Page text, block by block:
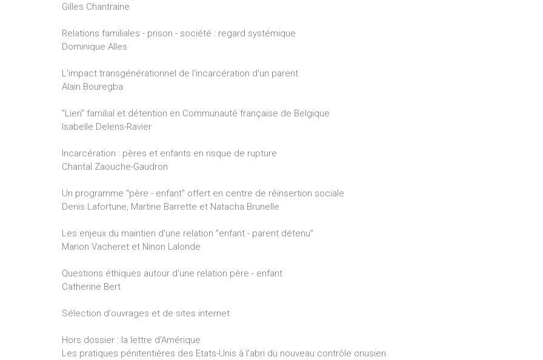
Gilles Chantraine
Relations familiales - prison - société : regard systémique
Dominique Alles
L'impact transgénérationnel de l'incarcération d'un parent
Alain Bouregba
"Lien" familial et détention en Communauté française de Belgique
Isabelle Delens-Ravier
Incarcération : pères et enfants en risque de rupture
Chantal Zaouche-Gaudron
Un programme "père - enfant" offert en centre de réinsertion sociale
Denis Lafortune, Martine Barrette et Natacha Brunelle
Les enjeux du maintien d'une relation "enfant - parent détenu"
Marion Vacheret et Ninon Lalonde
Questions éthiques autour d'une relation père - enfant
Catherine Bert
Sélection d'ouvrages et de sites internet
Hors dossier : la lettre d'Amérique
Les pratiques pénitentières des Etats-Unis à l'abri du nouveau contrôle onusien